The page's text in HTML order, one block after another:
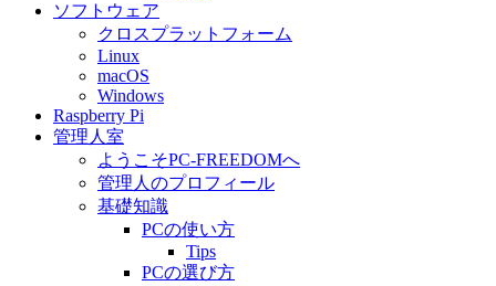
ソフトウェア
クロスプラットフォーム
Linux
macOS
Windows
Raspberry Pi
管理人室
ようこそPC-FREEDOMへ
管理人のプロフィール
基礎知識
PCの使い方
Tips
PCの選び方